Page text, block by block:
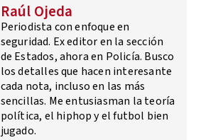
Raúl Ojeda
Periodista con enfoque en
seguridad. Ex editor en la sección
de Estados, ahora en Policía. Busco
los detalles que hacen interesante
cada nota, incluso en las más
sencillas. Me entusiasman la teoría
política, el hiphop y el futbol bien
jugado.